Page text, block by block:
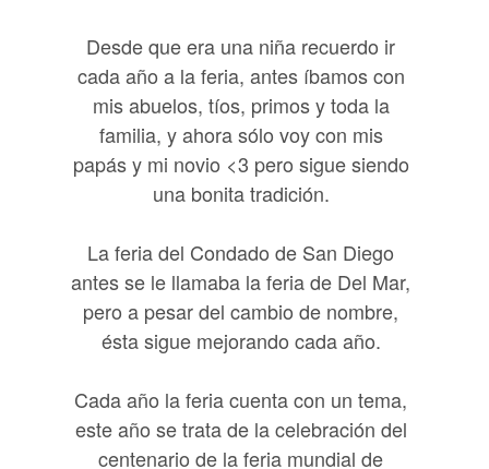
Desde que era una niña recuerdo ir
cada año a la feria, antes íbamos con
mis abuelos, tíos, primos y toda la
familia, y ahora sólo voy con mis
papás y mi novio <3 pero sigue siendo
una bonita tradición.
La feria del Condado de San Diego
antes se le llamaba la feria de Del Mar,
pero a pesar del cambio de nombre,
ésta sigue mejorando cada año.
Cada año la feria cuenta con un tema,
este año se trata de la celebración del
centenario de la feria mundial de